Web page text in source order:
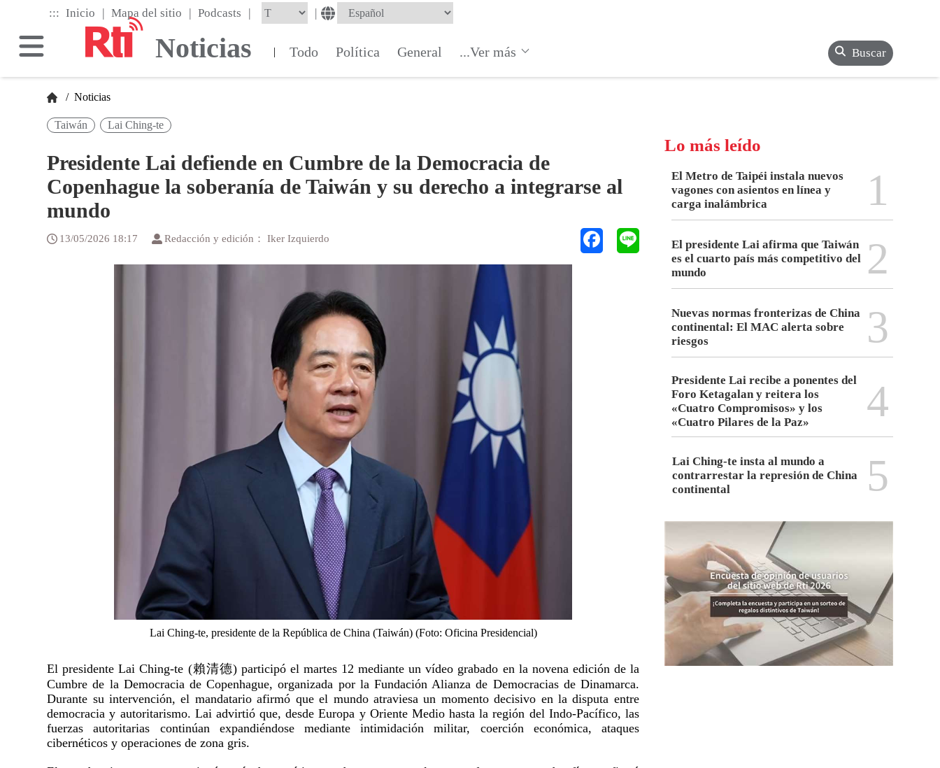
main
content
::: Inicio | Mapa del sitio | Podcasts | |
Noticias | Todo Política General ...Ver más Buscar
/ Noticias
Taiwán Lai Ching-te
Presidente Lai defiende en Cumbre de la Democracia de
Copenhague la soberanía de Taiwán y su derecho a integrarse al
mundo
13/05/2026 18:17 Redacción y edición： Iker Izquierdo
Lai Ching-te, presidente de la República de China (Taiwán) (Foto: Oficina Presidencial)
El presidente Lai Ching-te (賴清德) participó el martes 12 mediante un vídeo grabado en la novena edición de la
Cumbre de la Democracia de Copenhague, organizada por la Fundación Alianza de Democracias de Dinamarca.
Durante su intervención, el mandatario afirmó que el mundo atraviesa un momento decisivo en la disputa entre
democracia y autoritarismo. Lai advirtió que, desde Europa y Oriente Medio hasta la región del Indo-Pacífico, las
fuerzas autoritarias continúan expandiéndose mediante intimidación militar, coerción económica, ataques
cibernéticos y operaciones de zona gris.
Lo más leído
El Metro de Taipéi instala nuevos
vagones con asientos en línea y
carga inalámbrica
1
El presidente Lai afirma que Taiwán
es el cuarto país más competitivo del
mundo
2
Nuevas normas fronterizas de China
continental: El MAC alerta sobre
riesgos
3
Presidente Lai recibe a ponentes del
Foro Ketagalan y reitera los
«Cuatro Compromisos» y los
«Cuatro Pilares de la Paz»
4
Lai Ching-te insta al mundo a
contrarrestar la represión de China
continental
5